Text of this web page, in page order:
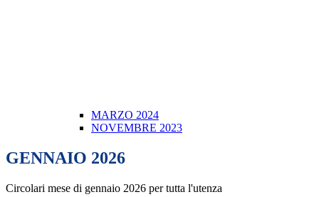
MARZO 2024
NOVEMBRE 2023
GENNAIO 2026
Circolari mese di gennaio 2026 per tutta l'utenza